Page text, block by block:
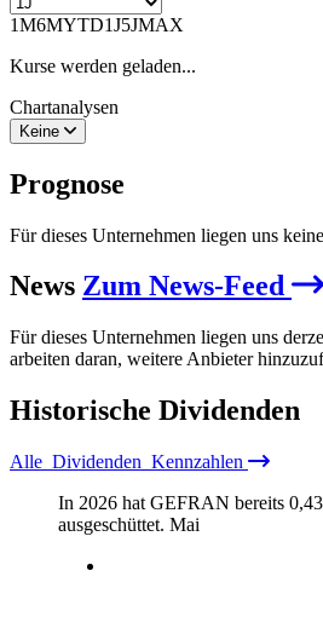
1M6MYTD1J5JMAX
Kurse werden geladen...
Chartanalysen
Keine
Prognose
Für dieses Unternehmen liegen uns
News Zum News-Feed
Für dieses Unternehmen liegen uns
arbeiten daran, weitere Anbieter
Historische Dividenden
Alle Dividenden Kennzahlen
In 2026 hat GEFRAN bereits 0,43
ausgeschüttet. Mai